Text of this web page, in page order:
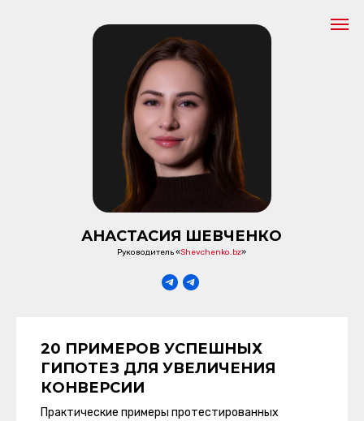
АНАСТАСИЯ ШЕВЧЕНКО
Руководитель «Shevchenko.bz»
20 ПРИМЕРОВ УСПЕШНЫХ
ГИПОТЕЗ ДЛЯ УВЕЛИЧЕНИЯ
КОНВЕРСИИ
Практические примеры протестированных